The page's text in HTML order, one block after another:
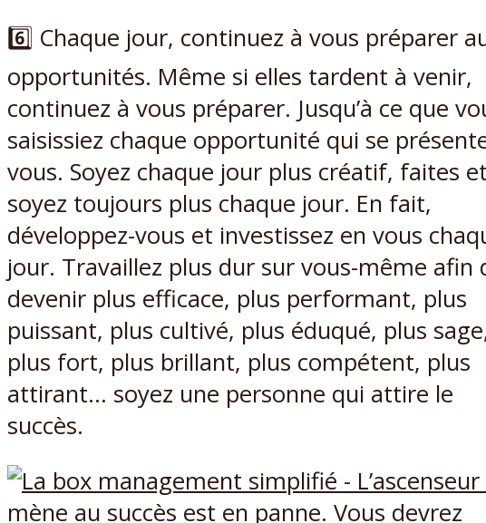
6️⃣ Chaque jour, continuez à vous préparer
opportunités. Même si elles tardent à venir,
continuez à vous préparer. Jusqu’à ce que
saisissiez chaque opportunité qui se
vous. Soyez chaque jour plus créatif, faites et
soyez toujours plus chaque jour. En fait,
développez-vous et investissez en vous
jour. Travaillez plus dur sur vous-même afin
devenir plus efficace, plus performant, plus
puissant, plus cultivé, plus éduqué, plus
plus fort, plus brillant, plus compétent, plus
attirant… soyez une personne qui attire le
succès.